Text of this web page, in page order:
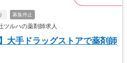
募集停止
ルハの薬剤師求人
大手ドラッグストアで薬剤師